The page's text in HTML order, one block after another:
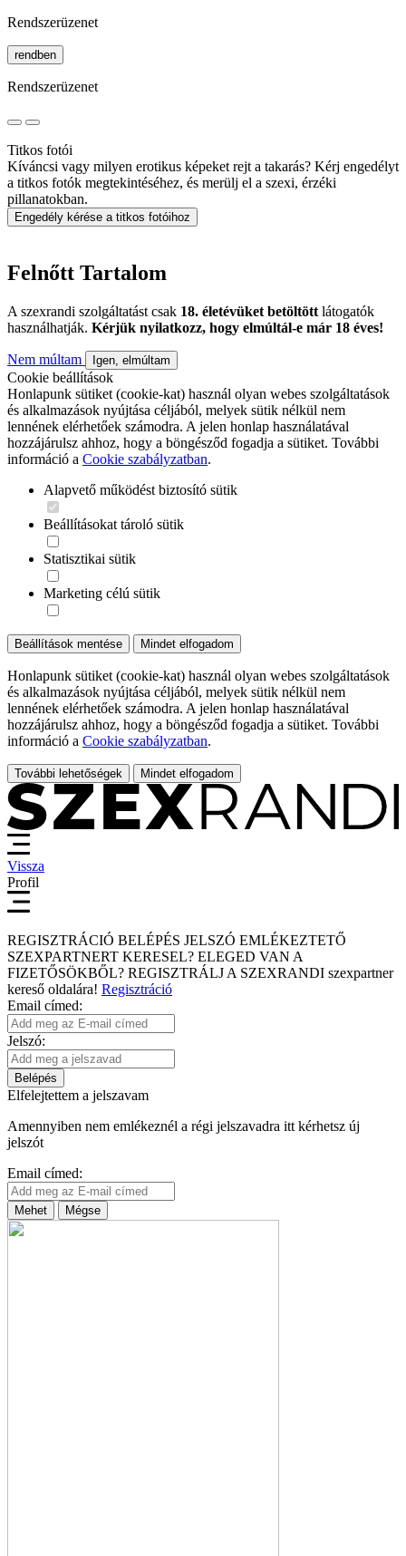
Rendszerüzenet
rendben
Rendszerüzenet
Titkos fotói
Kíváncsi vagy milyen erotikus képeket rejt a takarás? Kérj engedélyt
a titkos fotók megtekintéséhez, és merülj el a szexi, érzéki
pillanatokban.
Engedély kérése a titkos fotóihoz
Felnőtt Tartalom
A szexrandi szolgáltatást csak 18. életévüket betöltött látogatók
használhatják. Kérjük nyilatkozz, hogy elmúltál-e már 18 éves!
Nem múltam Igen, elmúltam
Cookie beállítások
Honlapunk sütiket (cookie-kat) használ olyan webes szolgáltatások
és alkalmazások nyújtása céljából, melyek sütik nélkül nem
lennének elérhetőek számodra. A jelen honlap használatával
hozzájárulsz ahhoz, hogy a böngésződ fogadja a sütiket. További
információ a Cookie szabályzatban.
Alapvető működést biztosító sütik
Beállításokat tároló sütik
Statisztikai sütik
Marketing célú sütik
Beállítások mentése Mindet elfogadom
Honlapunk sütiket (cookie-kat) használ olyan webes szolgáltatások
és alkalmazások nyújtása céljából, melyek sütik nélkül nem
lennének elérhetőek számodra. A jelen honlap használatával
hozzájárulsz ahhoz, hogy a böngésződ fogadja a sütiket. További
információ a Cookie szabályzatban.
További lehetőségek Mindet elfogadom
Vissza
Profil
REGISZTRÁCIÓ BELÉPÉS JELSZÓ EMLÉKEZTETŐ
SZEXPARTNERT KERESEL? ELEGED VAN A
FIZETŐSÖKBŐL? REGISZTRÁLJ A SZEXRANDI szexpartner
kereső oldalára! Regisztráció
Email címed:
Jelszó:
Belépés
Elfelejtettem a jelszavam
Amennyiben nem emlékeznél a régi jelszavadra itt kérhetsz új
jelszót
Email címed:
Mehet Mégse